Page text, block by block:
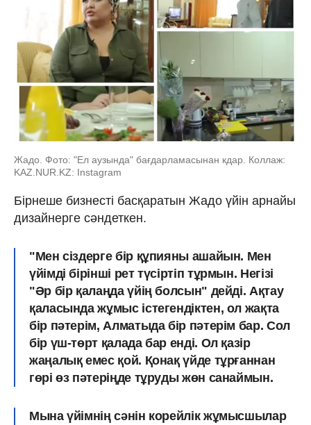
Жадо. Фото: "Ел аузында" бағдарламасынан кдар. Коллаж:
KAZ.NUR.KZ: Instagram
Бірнеше бизнесті басқаратын Жадо үйін арнайы
дизайнерге сәндеткен.
"Мен сіздерге бір құпияны ашайын. Мен
үйімді бірінші рет түсіртіп тұрмын. Негізі
"Әр бір қалаңда үйің болсын" дейді. Ақтау
қаласында жұмыс істегендіктен, ол жақта
бір пәтерім, Алматыда бір пәтерім бар. Сол
бір үш-төрт қалада бар енді. Ол қазір
жаңалық емес қой. Қонақ үйде тұрғаннан
гөрі өз пәтеріңде тұруды жөн санаймын.
Мына үйімнің сәнін корейлік жұмысшылар